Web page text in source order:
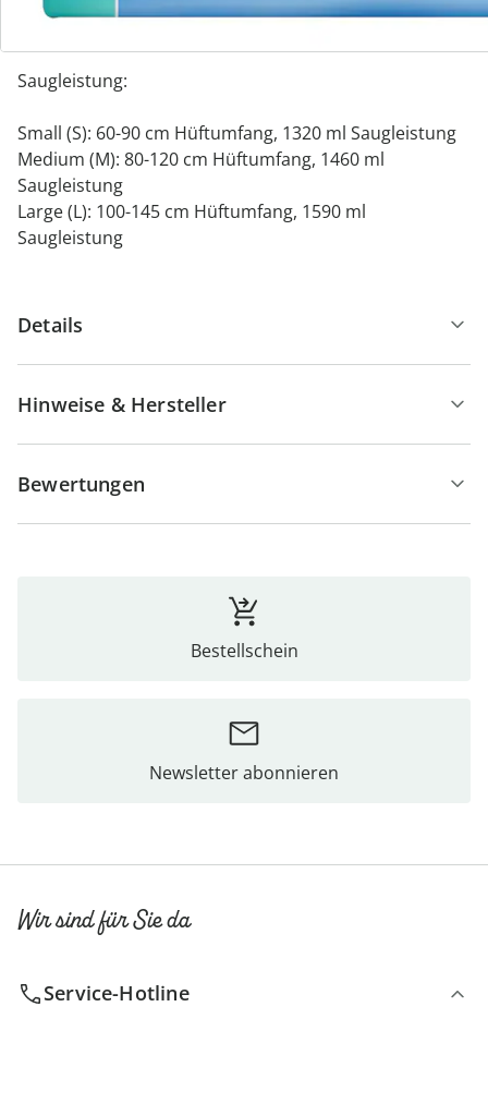
unterschiedliche Körpergrößen (Hüftumfang) und
Saugleistung:
Small (S): 60-90 cm Hüftumfang, 1320 ml Saugleistung
Medium (M): 80-120 cm Hüftumfang, 1460 ml
Saugleistung
Large (L): 100-145 cm Hüftumfang, 1590 ml
Saugleistung
Details
Hinweise & Hersteller
Bewertungen
Bestellschein
Newsletter abonnieren
Wir sind für Sie da
Service-Hotline